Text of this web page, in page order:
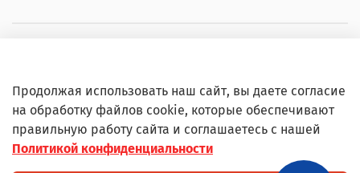
Информация
Продолжая использовать наш сайт, вы даете согласие
на обработку файлов cookie, которые обеспечивают
правильную работу сайта и соглашаетесь с нашей
Политикой конфиденциальности